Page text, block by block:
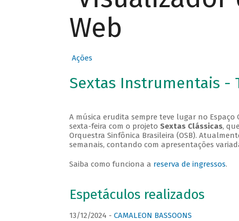
Web
Ações
Sextas Instrumentais -
A música erudita sempre teve lugar no Espaço
sexta-feira com o projeto Sextas Clássicas,
Orquestra Sinfônica Brasileira (OSB).
semanais, contando com apresentações
Saiba como funciona a reserva de ingressos.
Espetáculos realizados
13/12/2024 - CAMALEON BASSOONS